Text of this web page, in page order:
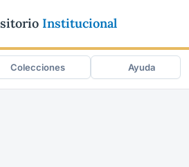
Institucional
Colecciones Ayuda